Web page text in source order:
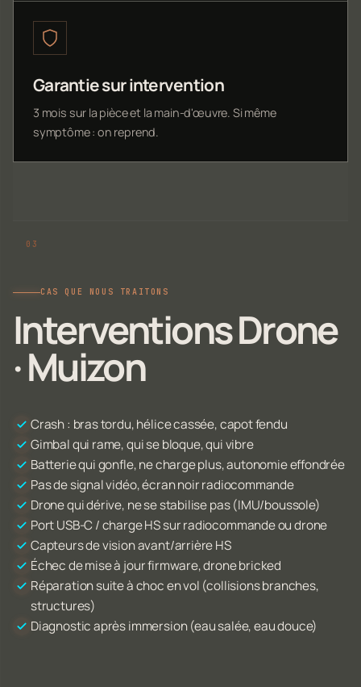
Garantie sur intervention
3 mois sur la pièce et la main-d'œuvre. Si même
symptôme : on reprend.
CAS QUE NOUS TRAITONS
Interventions Drone
· Muizon
Crash : bras tordu, hélice cassée, capot fendu
Gimbal qui rame, qui se bloque, qui vibre
Batterie qui gonfle, ne charge plus, autonomie effondrée
Pas de signal vidéo, écran noir radiocommande
Drone qui dérive, ne se stabilise pas (IMU/boussole)
Port USB-C / charge HS sur radiocommande ou drone
Capteurs de vision avant/arrière HS
Échec de mise à jour firmware, drone bricked
Réparation suite à choc en vol (collisions branches,
structures)
Diagnostic après immersion (eau salée, eau douce)